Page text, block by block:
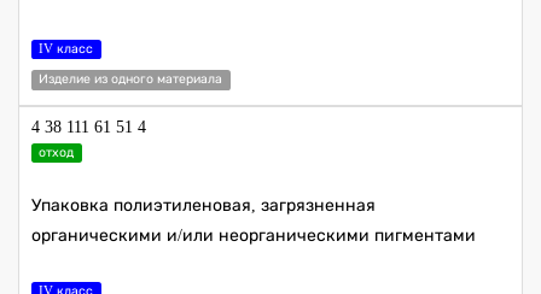
IV класс
Изделие из одного материала
4 38 111 61 51 4
отход
Упаковка полиэтиленовая, загрязненная
органическими и/или неорганическими пигментами
IV класс